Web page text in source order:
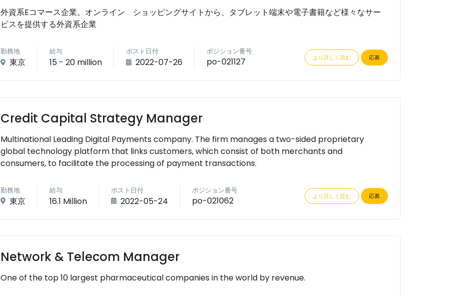
外資系Eコマース企業。オンライン ショッピングサイトから、タブレット端末や電子書籍など様々なサー
ビスを提供する外資系企業
勤務地
東京
給与
15 - 20 million
ポスト日付
2022-07-26
ポジション番号
po-021127 より詳しく読む 応募
Credit Capital Strategy Manager
Multinational Leading Digital Payments company. The firm manages a two-sided proprietary
global technology platform that links customers, which consist of both merchants and
consumers, to facilitate the processing of payment transactions.
勤務地
東京
給与
16.1 Million
ポスト日付
2022-05-24
ポジション番号
po-021062 より詳しく読む 応募
Network & Telecom Manager
One of the top 10 largest pharmaceutical companies in the world by revenue.